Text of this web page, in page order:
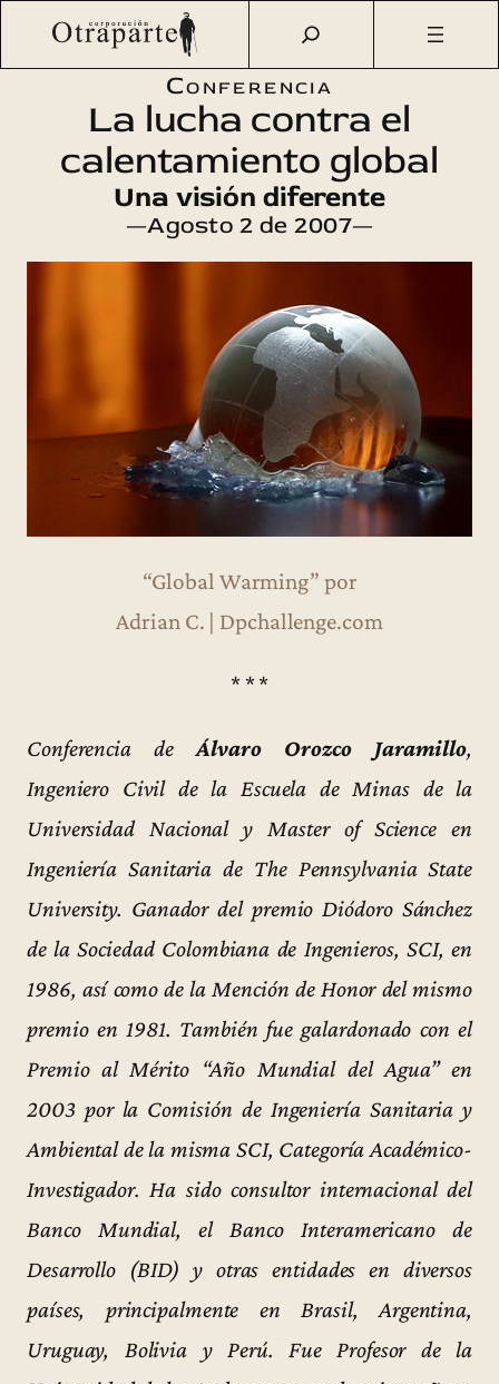
Saltar
Otraparte.org/Agenda Cultural Ciencia
Una visión
diferente sobre el calentamiento global
Conferencia
La lucha contra el
calentamiento global
Una visión diferente
—Agosto 2 de 2007—
“Global Warming” por
Adrian C. | Dpchallenge.com
* * *
Conferencia deÁlvaro Orozco Jaramillo,
Ingeniero Civil de la Escuela de Minas de la
Universidad Nacional y Master of Science en
Ingeniería Sanitaria de The Pennsylvania State
University. Ganador del premio Diódoro Sánchez
de la Sociedad Colombiana de Ingenieros, SCI, en
1986, así como de la Mención de Honor del mismo
premio en 1981. También fue galardonado con el
Premio al Mérito “Año Mundial del Agua” en
2003 por la Comisión de Ingeniería Sanitaria y
Ambiental de la misma SCI, Categoría Académico-
Investigador. Ha sido consultor internacional del
Banco Mundial, el Banco Interamericano de
Desarrollo (BID) y otras entidades en diversos
países, principalmente en Brasil, Argentina,
Uruguay, Bolivia y Perú. Fue Profesor de la